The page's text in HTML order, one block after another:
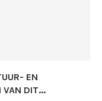
EN
VAN DIT...